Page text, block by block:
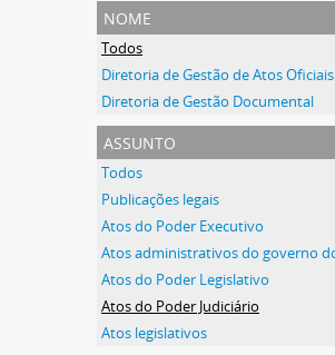
nome
Todos
Diretoria de Gestão de Atos Oficiais
Diretoria de Gestão Documental
assunto
Todos
Publicações legais
Atos do Poder Executivo
Atos do Poder Legislativo
Atos do Poder Judiciário
Atos legislativos